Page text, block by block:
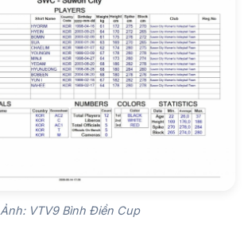
Ảnh: VTV9 Bình Điền Cup